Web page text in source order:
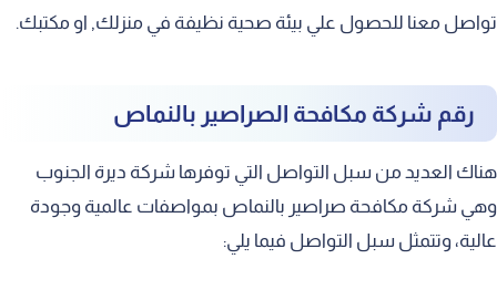
تواصل معنا للحصول علي بيئة صحية نظيفة في منزلك, او مكتبك.
رقم شركة مكافحة الصراصير بالنماص
هناك العديد من سبل التواصل التي توفرها شركة ديرة الجنوب
وهي شركة مكافحة صراصير بالنماص بمواصفات عالمية وجودة
عالية، وتتمثل سبل التواصل فيما يلي: